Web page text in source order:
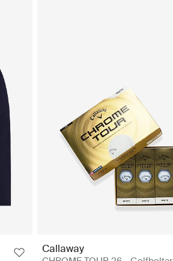
Callaway